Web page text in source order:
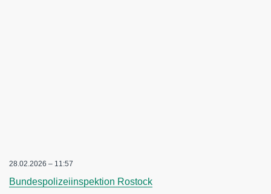
28.02.2026 – 11:57
Bundespolizeiinspektion Rostock